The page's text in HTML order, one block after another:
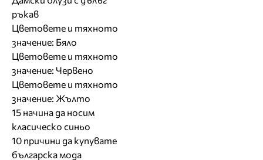
ръкав
Цветовете и тяхното
значение: Бяло
Цветовете и тяхното
значение: Червено
Цветовете и тяхното
значение: Жълто
15 начина да носим
класическо синьо
10 причини да купувате
българска мода